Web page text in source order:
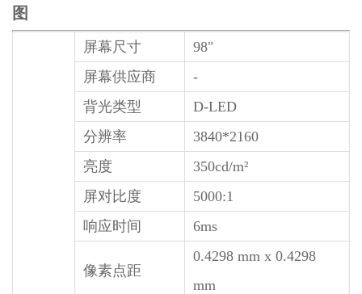
图
屏幕尺寸
98"
屏幕供应商
-
背光类型
D-LED
分辨率
3840*2160
亮度
350cd/m²
屏对比度
5000:1
响应时间
6ms
像素点距
0.4298 mm x 0.4298
mm